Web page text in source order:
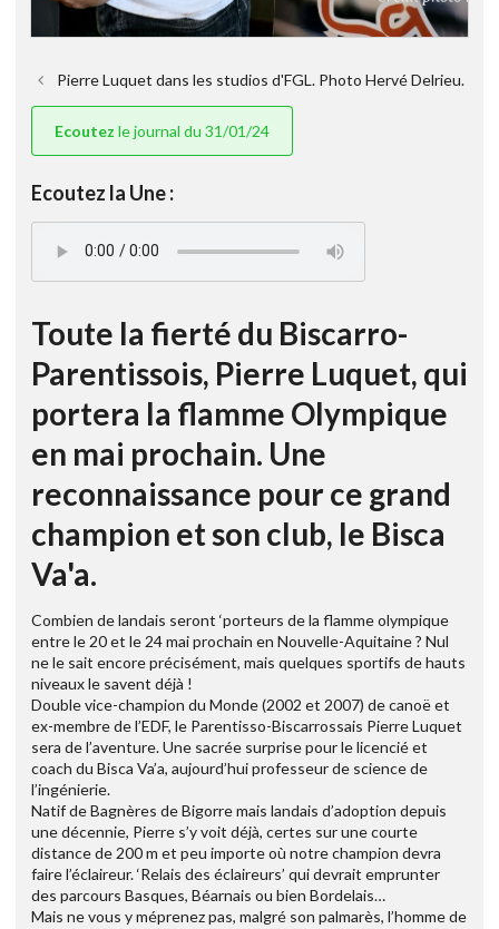
Pierre Luquet dans les studios d'FGL. Photo Hervé Delrieu.
Ecoutez le journal du 31/01/24
Ecoutez la Une :
Toute la fierté du Biscarro-
Parentissois, Pierre Luquet, qui
portera la flamme Olympique
en mai prochain. Une
reconnaissance pour ce grand
champion et son club, le Bisca
Va'a.
Combien de landais seront ‘porteurs de la flamme olympique
entre le 20 et le 24 mai prochain en Nouvelle-Aquitaine ? Nul
ne le sait encore précisément, mais quelques sportifs de hauts
niveaux le savent déjà !
Double vice-champion du Monde (2002 et 2007) de canoë et
ex-membre de l’EDF, le Parentisso-Biscarrossais Pierre Luquet
sera de l’aventure. Une sacrée surprise pour le licencié et
coach du Bisca Va’a, aujourd’hui professeur de science de
l’ingénierie.
Natif de Bagnères de Bigorre mais landais d’adoption depuis
une décennie, Pierre s’y voit déjà, certes sur une courte
distance de 200 m et peu importe où notre champion devra
faire l’éclaireur. ‘Relais des éclaireurs’ qui devrait emprunter
des parcours Basques, Béarnais ou bien Bordelais…
Mais ne vous y méprenez pas, malgré son palmarès, l’homme de